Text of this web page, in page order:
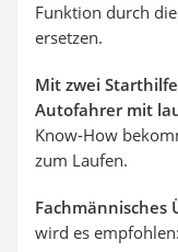
Funktion durch
ersetzen.
Mit zwei
Autofahrer mit
Know-How
zum Laufen.
Fachmännisches
wird es empfohlen: